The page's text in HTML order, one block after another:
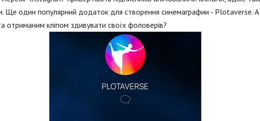
Ще один популярний додаток для створення синемаграфии - Plotaverse.
отриманим кліпом здивувати своїх фоловерів?